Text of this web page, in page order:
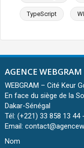
TypeScript
AGENCE WEBGRAM
WEBGRAM – Cité Keur
En face du siège de la
Dakar-Sénégal
Tél: (+221) 33 858 13 44
Email:
Nom